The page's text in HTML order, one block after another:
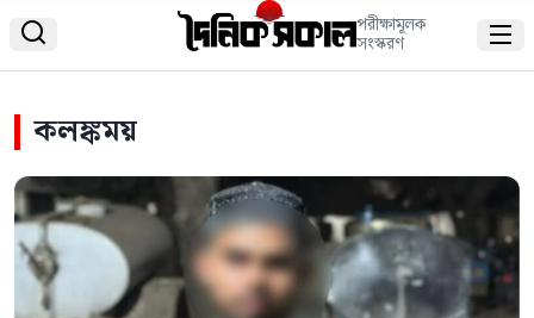
 পরীক্ষামূলক
সংস্করণ 
কলঙ্কময়